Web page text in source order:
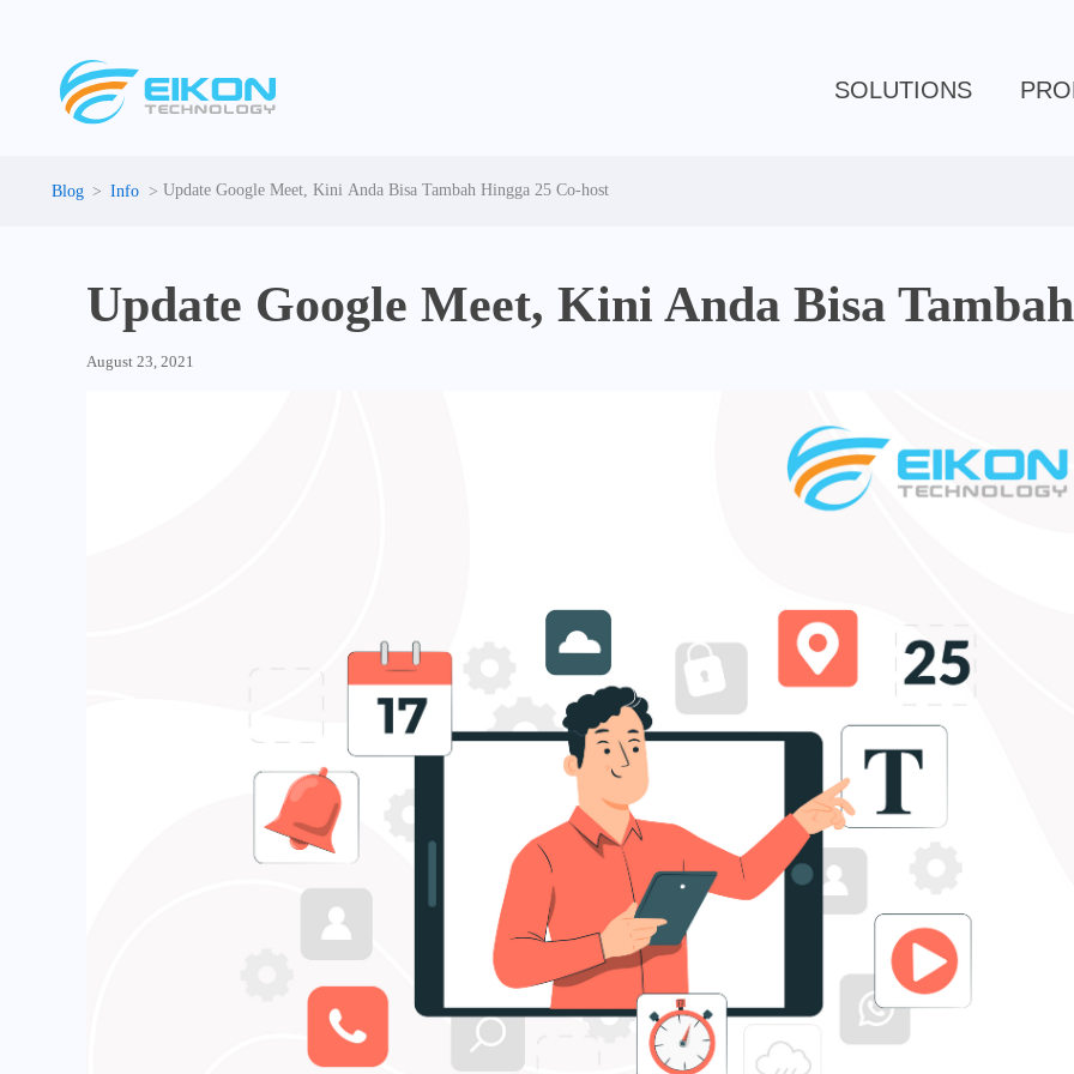
SOLUTIONS
Info Update Google Meet, Kini Anda Bisa Tambah Hingga 25 Co-host
Update Google Meet, Kini Anda Bisa
August 23, 2021